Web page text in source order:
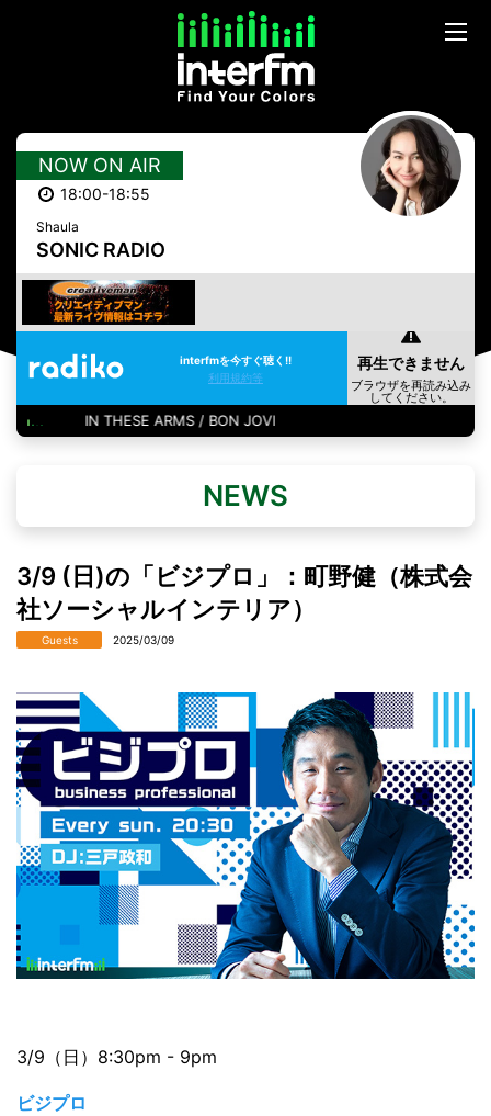
NOW ON AIR
18:00-18:55
Shaula
SONIC RADIO
interfmを今すぐ聴く!!
利用規約等
IN THESE ARMS / BON JOVI
NEWS
3/9 (日)の「ビジプロ」：町野健（株式会
社ソーシャルインテリア）
Guests 2025/03/09
3/9（日）8:30pm - 9pm
ビジプロ